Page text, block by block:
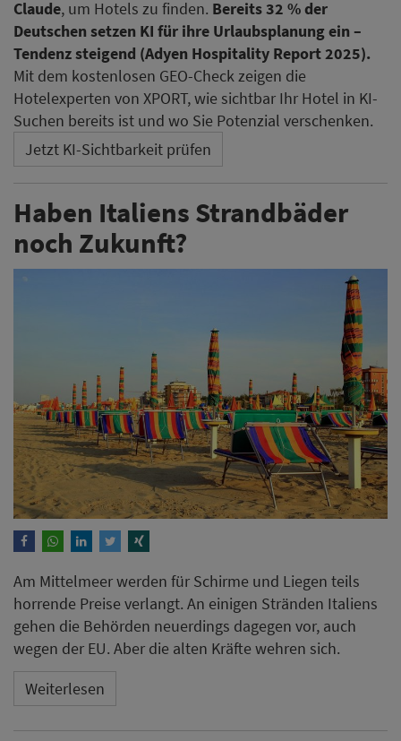
Claude, um Hotels zu finden. Bereits 32 % der
Deutschen setzen KI für ihre Urlaubsplanung ein –
Tendenz steigend (Adyen Hospitality Report 2025).
Mit dem kostenlosen GEO-Check zeigen die
Hotelexperten von XPORT, wie sichtbar Ihr Hotel in KI-
Suchen bereits ist und wo Sie Potenzial verschenken.
Jetzt KI-Sichtbarkeit prüfen
Haben Italiens Strandbäder
noch Zukunft?
Am Mittelmeer werden für Schirme und Liegen teils
horrende Preise verlangt. An einigen Stränden Italiens
gehen die Behörden neuerdings dagegen vor, auch
wegen der EU. Aber die alten Kräfte wehren sich.
Weiterlesen